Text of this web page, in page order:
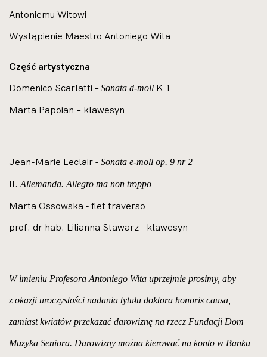
Antoniemu Witowi
Wystąpienie Maestro Antoniego Wita
Część artystyczna
Domenico Scarlatti –Sonata d-moll K 1
Marta Papoian – klawesyn
Jean-Marie Leclair - Sonata e-moll op. 9 nr 2
II.Allemanda. Allegro ma non troppo
Marta Ossowska - flet traverso
prof. dr hab. Lilianna Stawarz - klawesyn
W imieniu Profesora Antoniego Wita uprzejmie prosimy, aby
z okazji uroczystości nadania tytułu doktora honoris causa,
zamiast kwiatów przekazać darowiznę na rzecz Fundacji Dom
Muzyka Seniora. Darowizny można kierować na konto w Banku